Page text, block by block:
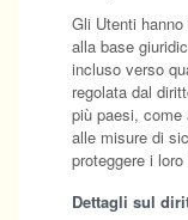
Gli Utenti
alla base
incluso verso
regolata dal
più paesi, come
alle misure di
proteggere i loro
Dettagli sul